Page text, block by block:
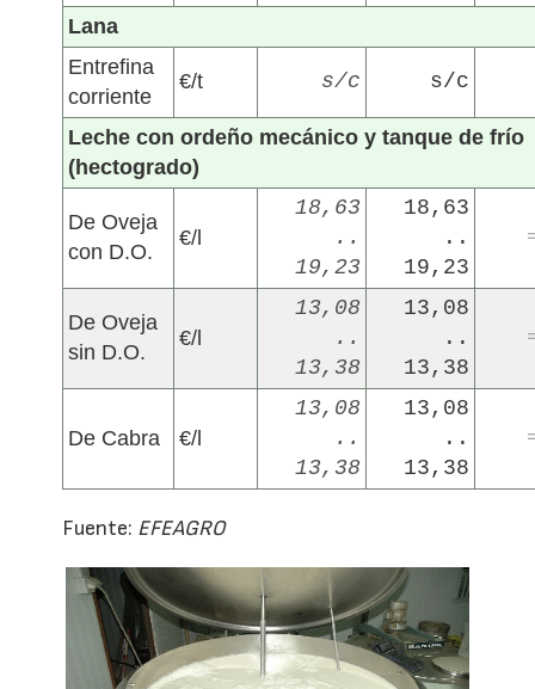
Lana
Entrefina
corriente
€/t s/c s/c
Leche con ordeño mecánico y tanque de frío
(hectogrado)
De Oveja
con D.O.
€/l
18,63
..
19,23
18,63
..
19,23
De Oveja
sin D.O.
€/l
13,08
..
13,38
13,08
..
13,38
De Cabra €/l
13,08
..
13,38
13,08
..
13,38
Fuente: EFEAGRO